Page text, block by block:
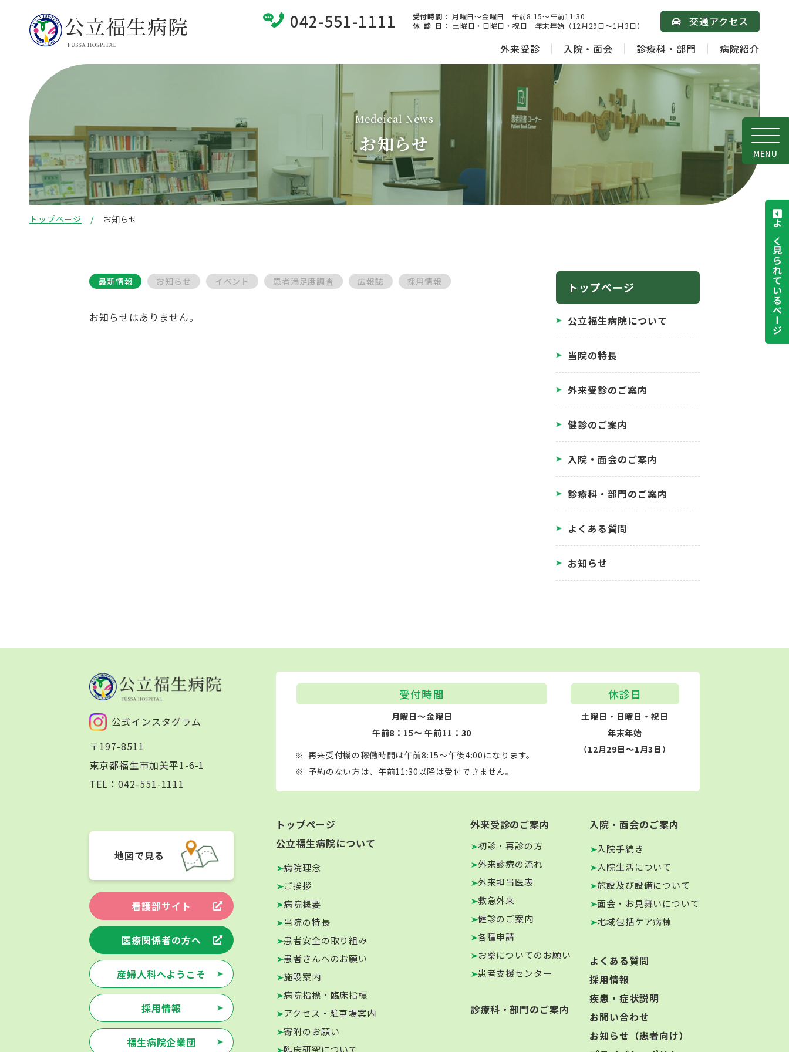
042-551-1111 受付時間： 月曜日～金曜日 午前8:15～午前11:30
休 診 日 ： 土曜日・日曜日・祝日 年末年始（12月29日～1月3日）
交通アクセス
外来受診
入院・面会 診療科・部門 病院紹介
MENU
よく見られているページ
Medeical News
お知らせ
トップページ お知らせ
最新情報 お知らせ イベント 患者満足度調査 広報誌 採用情報
お知らせはありません。
トップページ
公立福生病院について
当院の特長
外来受診のご案内
健診のご案内
入院・面会のご案内
診療科・部門のご案内
よくある質問
お知らせ
公式インスタグラム
〒197-8511
東京都福生市加美平1-6-1
TEL： 042-551-1111
地図で見る
看護部サイト
医療関係者の方へ
産婦人科へようこそ
採用情報
福生病院企業団
受付時間
月曜日～金曜日
午前8：15～ 午前11：30
再来受付機の稼働時間は午前8:15～午後4:00になります。
予約のない方は、午前11:30以降は受付できません。
休診日
土曜日・日曜日・祝日
年末年始
（12月29日～1月3日）
トップページ
公立福生病院について
病院理念
ご挨拶
病院概要
当院の特長
患者安全の取り組み
患者さんへのお願い
施設案内
病院指標・臨床指標
アクセス・駐車場案内
寄附のお願い
臨床研究について
外来受診のご案内
初診・再診の方
外来診療の流れ
外来担当医表
救急外来
健診のご案内
各種申請
お薬についてのお願い
患者支援センター
診療科・部門のご案内
入院・面会のご案内
入院手続き
入院生活について
施設及び設備について
面会・お見舞いについて
地域包括ケア病棟
よくある質問
採用情報
疾患・症状説明
お問い合わせ
お知らせ（患者向け）